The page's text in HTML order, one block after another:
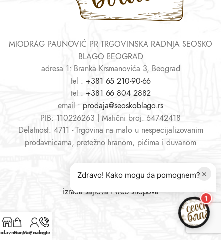
MIODRAG PAUNOVIĆ PR TRGOVINSKA RADNJA SEOSKO
BLAGO BEOGRAD
adresa 1: Branka Krsmanovića 3, Beograd
tel : +381 65 210-90-66
tel : +381 66 804 2882
email : prodaja@seoskoblago.rs
PIB: 110226263 | Matični broj: 64742418
Delatnost: 4711 - Trgovina na malo u nespecijalizovanim
prodavnicama, pretežno hranom, pićima i duvanom
izrada sajtovaiweb shopova
KorpaMoj nalog
Pozovite nas
×
Zdravo! Kako mogu da pomognem?
1